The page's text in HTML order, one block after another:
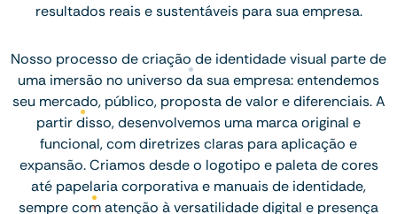
resultados reais e sustentáveis para sua empresa.
Nosso processo de criação de identidade visual parte de
uma imersão no universo da sua empresa: entendemos
seu mercado, público, proposta de valor e diferenciais. A
partir disso, desenvolvemos uma marca original e
funcional, com diretrizes claras para aplicação e
expansão. Criamos desde o logotipo e paleta de cores
até papelaria corporativa e manuais de identidade,
sempre com atenção à versatilidade digital e presença